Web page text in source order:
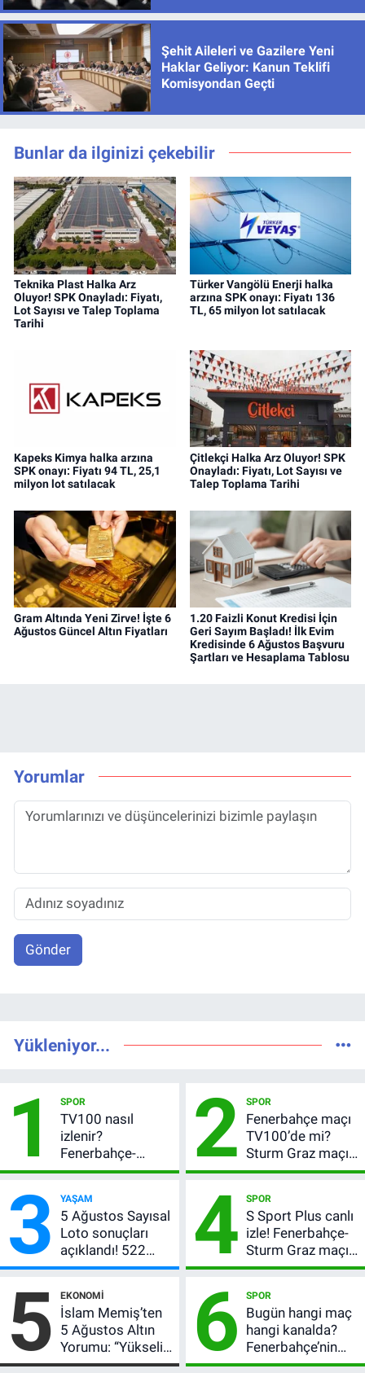
Şehit Aileleri ve Gazilere Yeni
Haklar Geliyor: Kanun Teklifi
Komisyondan Geçti
Bunlar da ilginizi çekebilir
Teknika Plast Halka Arz
Oluyor! SPK Onayladı: Fiyatı,
Lot Sayısı ve Talep Toplama
Tarihi
Türker Vangölü Enerji halka
arzına SPK onayı: Fiyatı 136
TL, 65 milyon lot satılacak
Kapeks Kimya halka arzına
SPK onayı: Fiyatı 94 TL, 25,1
milyon lot satılacak
Çitlekçi Halka Arz Oluyor! SPK
Onayladı: Fiyatı, Lot Sayısı ve
Talep Toplama Tarihi
Gram Altında Yeni Zirve! İşte 6
Ağustos Güncel Altın Fiyatları
1.20 Faizli Konut Kredisi İçin
Geri Sayım Başladı! İlk Evim
Kredisinde 6 Ağustos Başvuru
Şartları ve Hesaplama Tablosu
Yorumlar
Gönder
Yükleniyor...
1 SPOR
TV100 nasıl
izlenir?
Fenerbahçe-
Sturm Graz maçı
bilgileri
2 SPOR
Fenerbahçe maçı
TV100’de mi?
Sturm Graz maçı
hangi kanalda,
3 YAŞAM
5 Ağustos Sayısal
Loto sonuçları
açıklandı! 522
milyon TL devretti
4 SPOR
S Sport Plus canlı
izle! Fenerbahçe-
Sturm Graz maçı
nasıl izlenir?
5 EKONOMI
İslam Memiş’ten
5 Ağustos Altın
Yorumu: “Yükseliş
Beklentim Devam
6 SPOR
Bugün hangi maç
hangi kanalda?
Fenerbahçe’nin
Avrupa sınavı